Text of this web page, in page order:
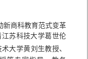
新商科教育范式变革
苏科技大学葛世伦
大学黄刘生教授、